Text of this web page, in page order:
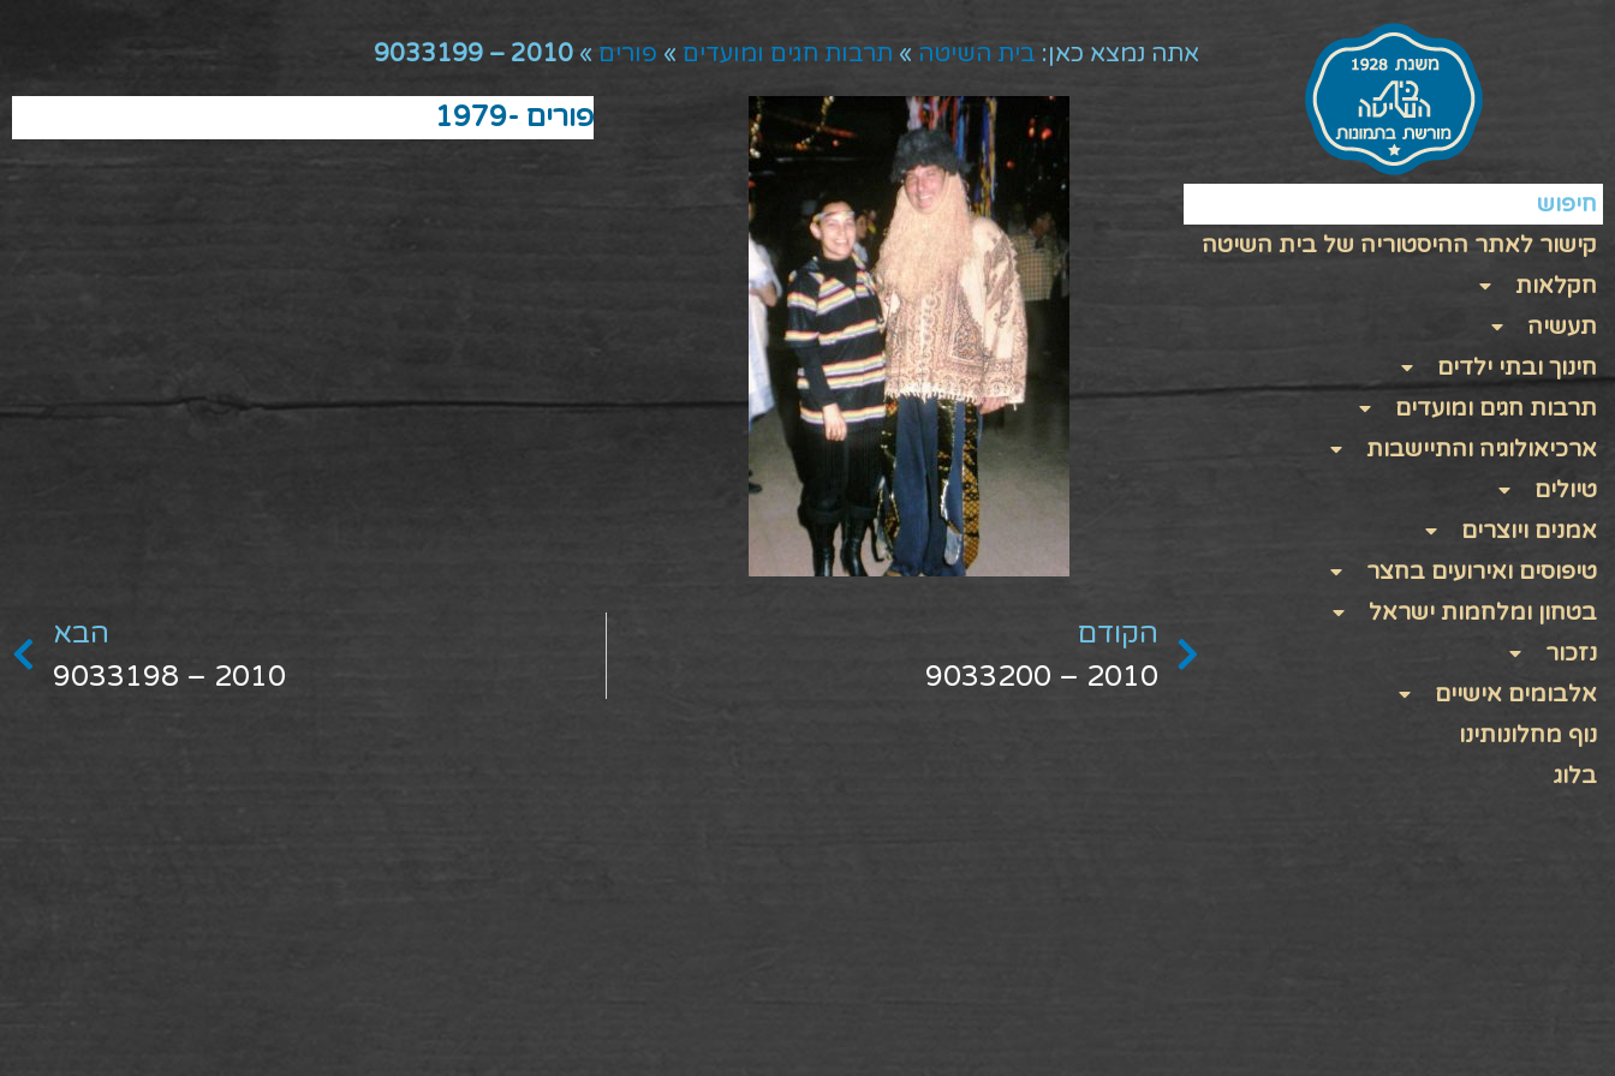
חיפוש
קישור לאתר ההיסטוריה של בית השיטה
חקלאות
תעשיה
חינוך ובתי ילדים
תרבות חגים ומועדים
ארכיאולוגיה והתיישבות
טיולים
אמנים ויוצרים
טיפוסים ואירועים בחצר
בטחון ומלחמות ישראל
נזכור
אלבומים אישיים
נוף מחלונותינו
בלוג
אתה נמצא כאן: בית השיטה » תרבות חגים ומועדים » פורים »
2010 – 9033199
פורים -1979
הקודם
2010 – 9033200
הבא
2010 – 9033198